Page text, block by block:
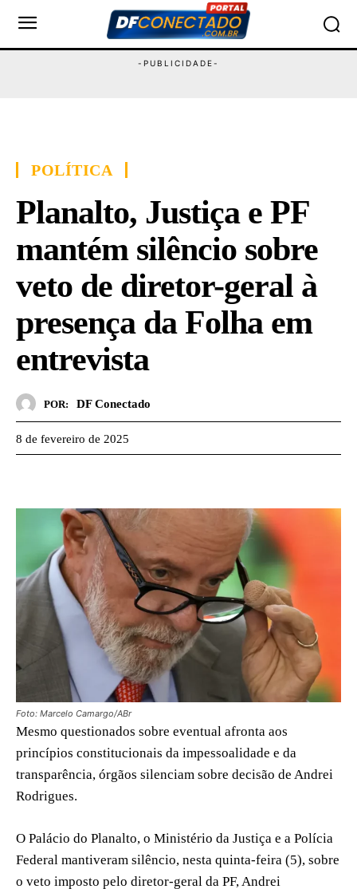
POLÍTICA
Planalto, Justiça e PF
mantém silêncio sobre
veto de diretor-geral à
presença da Folha em
entrevista
POR: DF Conectado
8 de fevereiro de 2025
Foto: Marcelo Camargo/ABr
Mesmo questionados sobre eventual afronta aos
princípios constitucionais da impessoalidade e da
transparência, órgãos silenciam sobre decisão de Andrei
Rodrigues.
O Palácio do Planalto, o Ministério da Justiça e a Polícia
Federal mantiveram silêncio, nesta quinta-feira (5), sobre
o veto imposto pelo diretor-geral da PF, Andrei